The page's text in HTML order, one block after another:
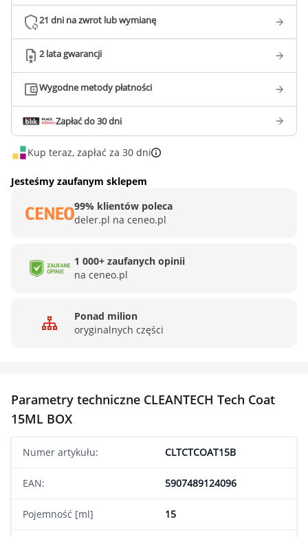
21 dni na zwrot lub wymianę
2 lata gwarancji
Wygodne metody płatności
Zapłać do 30 dni
Kup teraz, zapłać za 30 dni
Jesteśmy zaufanym sklepem
99% klientów poleca
deler.pl na ceneo.pl
1 000+ zaufanych opinii
na ceneo.pl
Ponad milion
oryginalnych części
Parametry techniczne CLEANTECH Tech Coat
15ML BOX
Numer artykułu: CLTCTCOAT15B
EAN: 5907489124096
Pojemność [ml] 15